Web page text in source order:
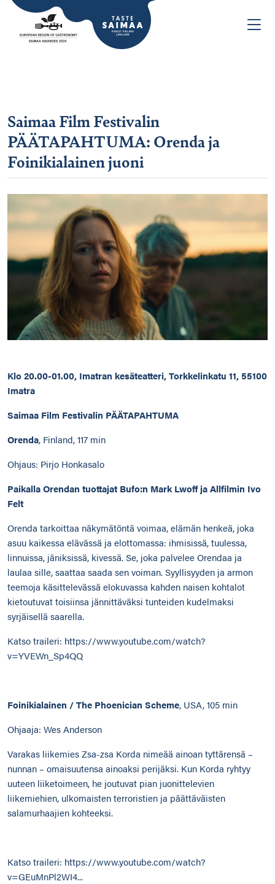
Saimaa Film Festivalin
PÄÄTAPAHTUMA: Orenda ja
Foinikialainen juoni
Klo 20.00-01.00, Imatran kesäteatteri, Torkkelinkatu 11, 55100
Imatra
Saimaa Film Festivalin PÄÄTAPAHTUMA
Orenda, Finland, 117 min
Ohjaus: Pirjo Honkasalo
Paikalla Orendan tuottajat Bufo:n Mark Lwoff ja Allfilmin Ivo
Felt
Orenda tarkoittaa näkymätöntä voimaa, elämän henkeä, joka
asuu kaikessa elävässä ja elottomassa: ihmisissä, tuulessa,
linnuissa, jäniksissä, kivessä. Se, joka palvelee Orendaa ja
laulaa sille, saattaa saada sen voiman. Syyllisyyden ja armon
teemoja käsittelevässä elokuvassa kahden naisen kohtalot
kietoutuvat toisiinsa jännittäväksi tunteiden kudelmaksi
syrjäisellä saarella.
Katso traileri: https://www.youtube.com/watch?
v=YVEWn_Sp4QQ
Foinikialainen / The Phoenician Scheme, USA, 105 min
Ohjaaja: Wes Anderson
Varakas liikemies Zsa-zsa Korda nimeää ainoan tyttärensä –
nunnan – omaisuutensa ainoaksi perijäksi. Kun Korda ryhtyy
uuteen liiketoimeen, he joutuvat pian juonittelevien
liikemiehien, ulkomaisten terroristien ja päättäväisten
salamurhaajien kohteeksi.
Katso traileri: https://www.youtube.com/watch?
v=GEuMnPl2WI4...